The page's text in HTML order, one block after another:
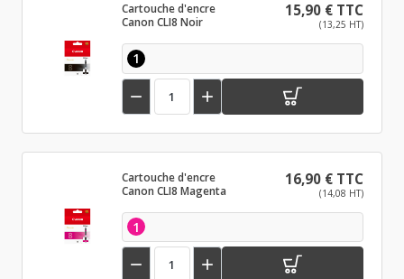
Cartouche d'encre
Canon CLI8 Noir
15,90 € TTC
(13,25 HT)
1
 
Cartouche d'encre
Canon CLI8 Magenta
16,90 € TTC
(14,08 HT)
1
 